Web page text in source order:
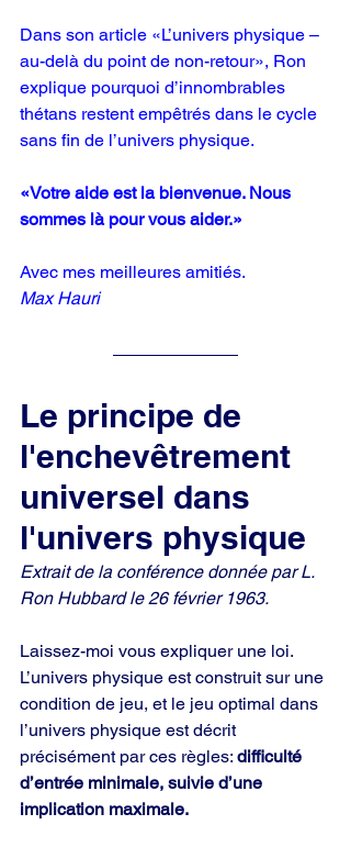
Dans son article «L’univers physique –
au-delà du point de non-retour», Ron
explique pourquoi d’innombrables
thétans restent empêtrés dans le cycle
sans fin de l’univers physique.
«Votre aide est la bienvenue. Nous
sommes là pour vous aider.»
Avec mes meilleures amitiés.
Max Hauri
Le principe de
l'enchevêtrement
universel dans
l'univers physique
Extrait de la conférence donnée par L.
Ron Hubbard le 26 février 1963.
Laissez-moi vous expliquer une loi.
L’univers physique est construit sur une
condition de jeu, et le jeu optimal dans
l’univers physique est décrit
précisément par ces règles: difficulté
d’entrée minimale, suivie d’une
implication maximale.